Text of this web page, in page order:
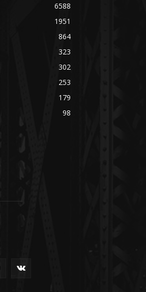
6588
1951
864
323
302
253
179
98